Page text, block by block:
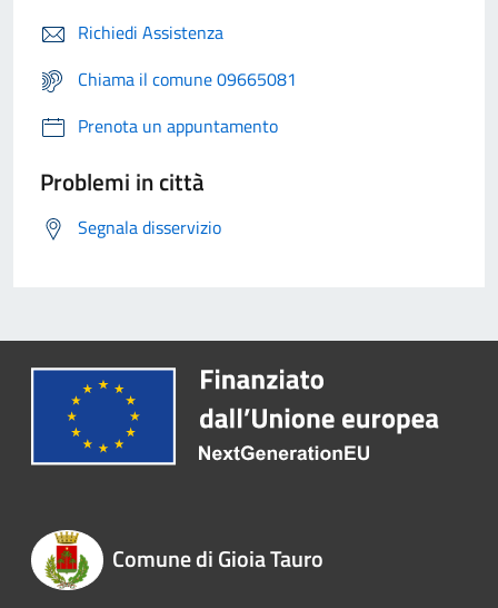
Richiedi Assistenza
Chiama il comune 09665081
Prenota un appuntamento
Problemi in città
Segnala disservizio
Comune di Gioia Tauro